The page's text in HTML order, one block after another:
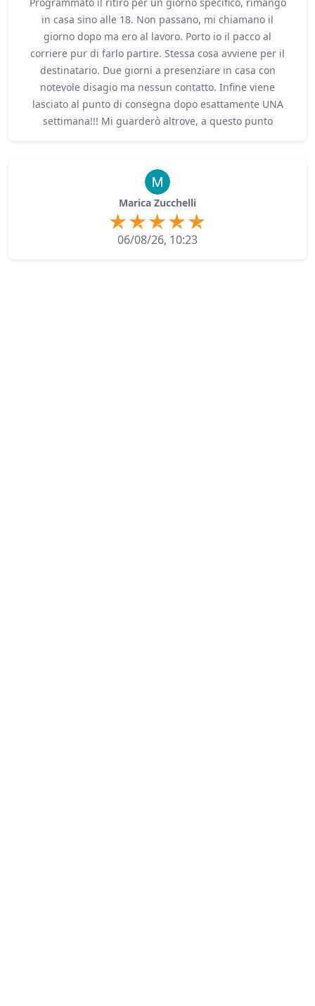
in casa sino alle 18. Non passano, mi chiamano il
giorno dopo ma ero al lavoro. Porto io il pacco al
corriere pur di farlo partire. Stessa cosa avviene per il
destinatario. Due giorni a presenziare in casa con
notevole disagio ma nessun contatto. Infine viene
lasciato al punto di consegna dopo esattamente UNA
settimana!!! Mi guarderò altrove, a questo punto
Marica Zucchelli
06/08/26, 10:23